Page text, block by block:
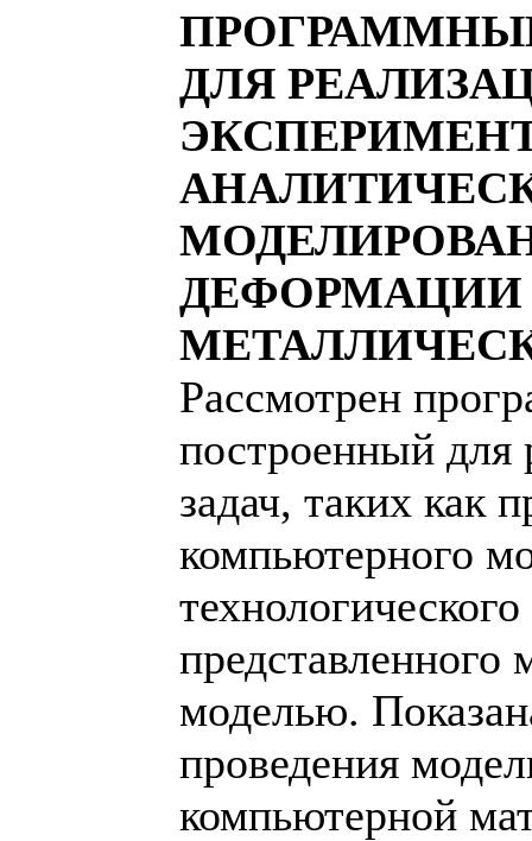
ДЛЯ
ДЕФОРМАЦИИ
Рассмотрен
построенный для
задач, таких как
компьютерного
представленного
моделью.
проведения
компьютерной